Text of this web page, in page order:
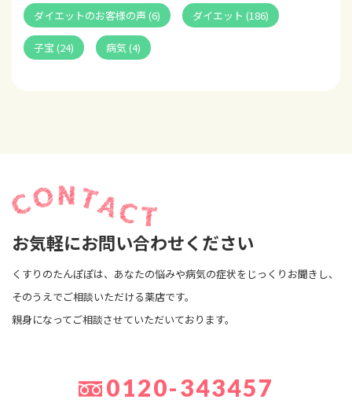
ダイエットのお客様の声 (6) ダイエット (186)
子宝 (24) 病気 (4)
お気軽にお問い合わせください
くすりのたんぽぽは、あなたの悩みや病気の症状をじっくりお聞きし、
そのうえでご相談いただける薬店です。
親身になってご相談させていただいております。
0120-343457